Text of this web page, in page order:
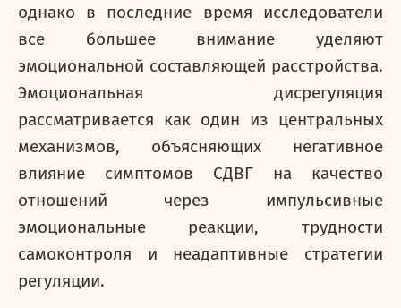
однако в последние время исследователи
все большее внимание уделяют
эмоциональной составляющей расстройства.
Эмоциональная дисрегуляция
рассматривается как один из центральных
механизмов, объясняющих негативное
влияние симптомов СДВГ на качество
отношений через импульсивные
эмоциональные реакции, трудности
самоконтроля и неадаптивные стратегии
регуляции.